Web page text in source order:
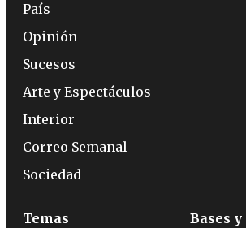
País
Opinión
Sucesos
Arte y Espectáculos
Interior
Correo Semanal
Sociedad
Temas
Bases